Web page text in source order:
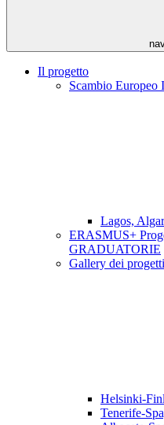
Il progetto
Scambio Europeo
Lagos,
ERASMUS+
GRADUATORIE
Gallery dei
Helsinki-
Tenerife-